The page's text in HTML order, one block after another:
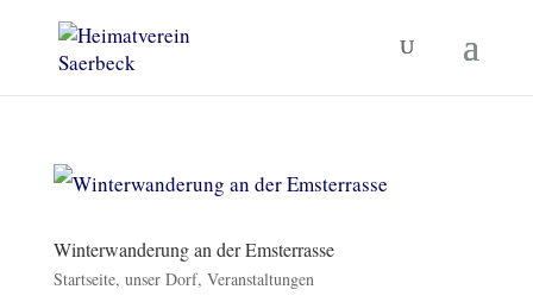
Winterwanderung an der Emsterrasse
Startseite, unser Dorf, Veranstaltungen